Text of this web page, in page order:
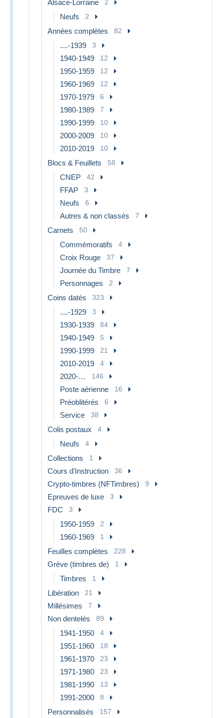
Alsace-Lorraine 2
Neufs 2
Années complètes 82
....-1939 3
1940-1949 12
1950-1959 12
1960-1969 12
1970-1979 6
1980-1989 7
1990-1999 10
2000-2009 10
2010-2019 10
Blocs & Feuillets 58
CNEP 42
FFAP 3
Neufs 6
Autres & non classés 7
Carnets 50
Commémoratifs 4
Croix Rouge 37
Journée du Timbre 7
Personnages 2
Coins datés 323
....-1929 3
1930-1939 84
1940-1949 5
1990-1999 21
2010-2019 4
2020-… 146
Poste aérienne 16
Préoblitérés 6
Service 38
Colis postaux 4
Neufs 4
Collections 1
Cours d'Instruction 36
Crypto-timbres (NFTimbres) 9
Epreuves de luxe 3
FDC 3
1950-1959 2
1960-1969 1
Feuilles complètes 228
Grève (timbres de) 1
Timbres 1
Libération 21
Millésimes 7
Non dentelés 89
1941-1950 4
1951-1960 18
1961-1970 23
1971-1980 23
1981-1990 13
1991-2000 8
Personnalisés 157